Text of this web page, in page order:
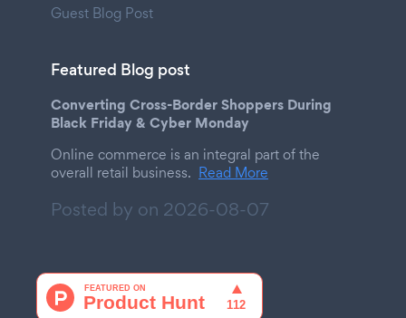
Guest Blog Post
Featured Blog post
Converting Cross-Border Shoppers During
Black Friday & Cyber Monday
Online commerce is an integral part of the
overall retail business. Read More
Posted by on 2026-08-07